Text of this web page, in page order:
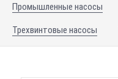
Промышленные насосы
Трехвинтовые насосы